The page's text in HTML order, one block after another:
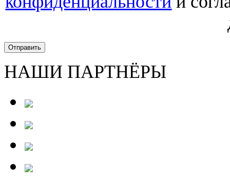
Отправить
НАШИ ПАРТНЁРЫ